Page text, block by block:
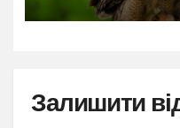
Залишити